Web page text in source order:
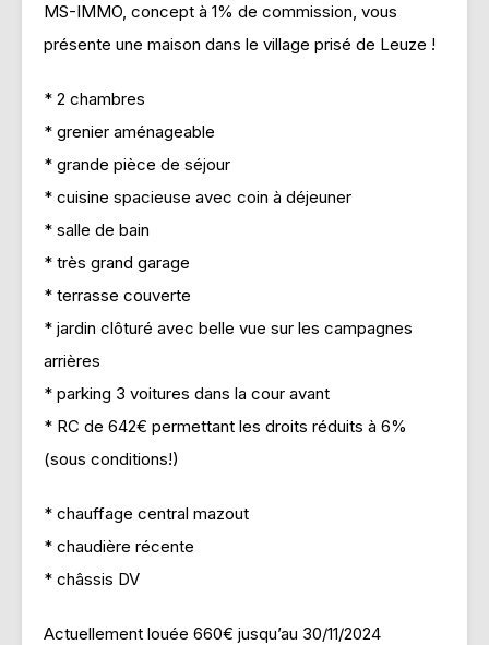
MS-IMMO, concept à 1% de commission, vous
présente une maison dans le village prisé de Leuze !
* 2 chambres
* grenier aménageable
* grande pièce de séjour
* cuisine spacieuse avec coin à déjeuner
* salle de bain
* très grand garage
* terrasse couverte
* jardin clôturé avec belle vue sur les campagnes
arrières
* parking 3 voitures dans la cour avant
* RC de 642€ permettant les droits réduits à 6%
(sous conditions!)
* chauffage central mazout
* chaudière récente
* châssis DV
Actuellement louée 660€ jusqu’au 30/11/2024